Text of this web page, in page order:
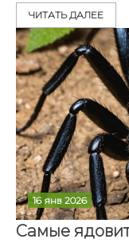
ЧИТАТЬ ДАЛЕЕ
16 янв 2026
Самые